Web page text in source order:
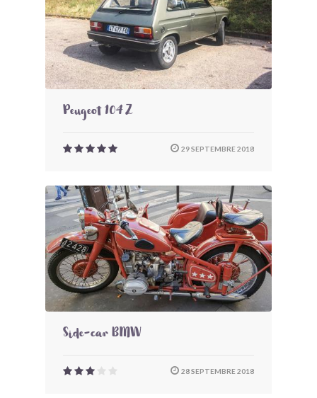
Peugeot 104 Z
29 SEPTEMBRE 2018
Side-car BMW
28 SEPTEMBRE 2018